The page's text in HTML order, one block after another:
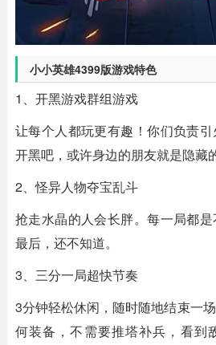
小小英雄4399版游戏特色
1、开黑游戏群组游戏
让每个人都玩更有趣！你们负责
开黑吧，或许身边的朋友就是隐藏
2、怪异人物夺宝乱斗
抢走水晶的人会长胖。每一局都
最后，还不知道。
3、三分一局超快节奏
3分钟轻松休闲，随时随地结束一
何装备，不需要推塔补兵，看到